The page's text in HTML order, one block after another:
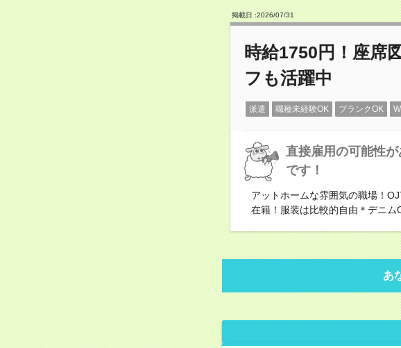
掲載日 :2026/07/31
時給1750円！座席
フも活躍中
派遣 職種未経験OK ブランクOK
直接雇用の可能性
です！
アットホームな雰囲気の職場！
在籍！服装は比較的自由＊デニム
あ